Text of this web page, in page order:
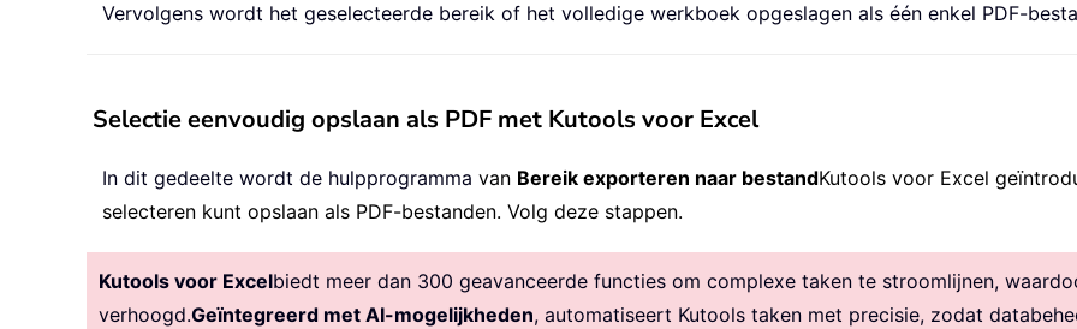
Vervolgens wordt het geselecteerde bereik of het volledige werkboek opgeslagen als één enkel PDF-
Selectie eenvoudig opslaan als PDF met Kutools voor Excel
In dit gedeelte wordt de hulpprogramma van Bereik exporteren naar bestandKutools voor Excel
selecteren kunt opslaan als PDF-bestanden. Volg deze stappen.
Kutools voor Excelbiedt meer dan 300 geavanceerde functies om complexe taken te stroomlijnen,
verhoogd.Geïntegreerd met AI-mogelijkheden, automatiseert Kutools taken met precisie, zodat